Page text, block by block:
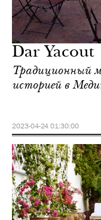
Dar Yacout
Традиционный
историей в
2023-04-24 01:30:00